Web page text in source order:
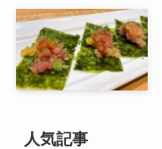
人気記事